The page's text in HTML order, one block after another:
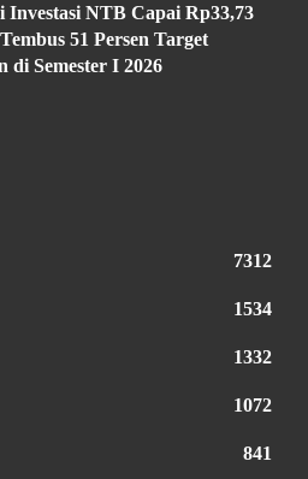
Investasi NTB Capai Rp33,73
51 Persen Target
di Semester I 2026
7312
1534
1332
1072
841